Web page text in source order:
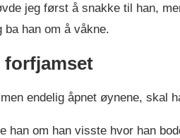
jeg først å snakke til han,
ba han om å våkne.
forfjamset
endelig åpnet øynene, skal
han om han visste hvor han